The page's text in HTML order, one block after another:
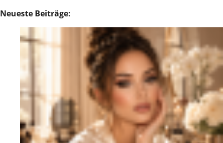
Neueste Beiträge: